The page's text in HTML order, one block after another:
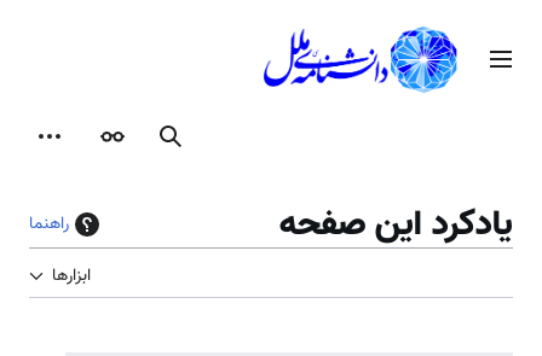
محتوامنوی اصلی
جستجوظاهر
یادکرد این صفحه
راهنما
ابزارها